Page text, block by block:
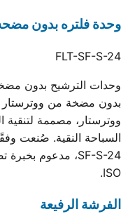
وحدة فلتره بدون
FLT-SF-S-24
وحدات الترشيح بدون
بدون مضخة من
ووترستار، مصممة لتنقية
ISO.
الفرشة الرفيعة